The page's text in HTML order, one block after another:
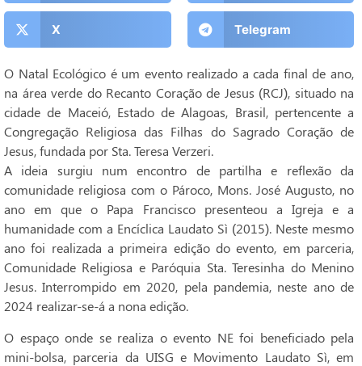
X Telegram
O Natal Ecológico é um evento realizado a cada final de ano,
na área verde do Recanto Coração de Jesus (RCJ), situado na
cidade de Maceió, Estado de Alagoas, Brasil, pertencente a
Congregação Religiosa das Filhas do Sagrado Coração de
Jesus, fundada por Sta. Teresa Verzeri.
A ideia surgiu num encontro de partilha e reflexão da
comunidade religiosa com o Pároco, Mons. José Augusto, no
ano em que o Papa Francisco presenteou a Igreja e a
humanidade com a Encíclica Laudato Sì (2015). Neste mesmo
ano foi realizada a primeira edição do evento, em parceria,
Comunidade Religiosa e Paróquia Sta. Teresinha do Menino
Jesus. Interrompido em 2020, pela pandemia, neste ano de
2024 realizar-se-á a nona edição.
O espaço onde se realiza o evento NE foi beneficiado pela
mini-bolsa, parceria da UISG e Movimento Laudato Sì, em